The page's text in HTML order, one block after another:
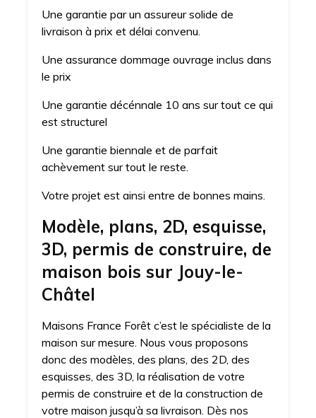
Une garantie par un assureur solide de
livraison à prix et délai convenu.
Une assurance dommage ouvrage inclus dans
le prix
Une garantie décénnale 10 ans sur tout ce qui
est structurel
Une garantie biennale et de parfait
achèvement sur tout le reste.
Votre projet est ainsi entre de bonnes mains.
Modèle, plans, 2D, esquisse,
3D, permis de construire, de
maison bois sur Jouy-le-
Châtel
Maisons France Forêt c’est le spécialiste de la
maison sur mesure. Nous vous proposons
donc des modèles, des plans, des 2D, des
esquisses, des 3D, la réalisation de votre
permis de construire et de la construction de
votre maison jusqu’à sa livraison. Dès nos